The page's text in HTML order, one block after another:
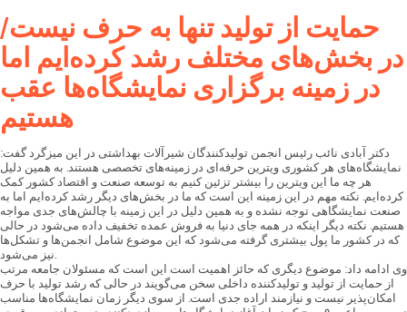
حمایت از تولید تنها به حرف نیست/
در بخش‌های مختلف رشد کرده‌ایم اما
در زمینه برگزاری نمایشگاه‌ها عقب
هستیم
دکتر آبادی نائب رئیس انجمن تولیدکنندگان شیرآلات بهداشتی در این میزگرد گفت:
نمایشگاه‌های هر کشوری ویترین حرفه‌ای در زمینه‌های تخصصی هستند. به همین دلیل
هر چه ما این ویترین را بیشتر تزئین کنیم به توسعه صنعت و اقتصاد کشور کمک
کرده‌ایم. نکته مهم در این زمینه این است که ما در بخش‌های دیگر رشد کرده‌ایم اما به
صنعت نمایشگاهی توجه نشده و به همین دلیل در این زمینه با چالش‌های جدی مواجه
هستیم. نکته دیگر اینکه در همه جای دنیا به فروش عمده تخفیف داده می‌شود در حالی
که در کشور ما پول بیشتری گرفته می‌شود که این موضوع شامل انجمن‌ها و تشکل‌ها
نیز می‌شود.
وی ادامه داد: موضوع دیگری که حائز اهمیت است این است که مسئولان جامعه مرتب
از حمایت از تولید و تولیدکننده داخلی سخن می‌گویند در حالی که رشد تولید با حرف
امکان‌پذیر نیست و نیازمند اراده جدی است. از سوی دیگر زمان نمایشگاه‌ها مناسب